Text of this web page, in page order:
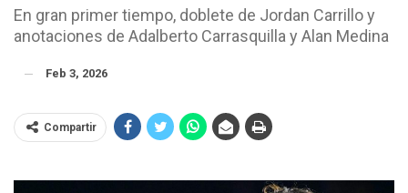
En gran primer tiempo, doblete de Jordan Carrillo y
anotaciones de Adalberto Carrasquilla y Alan Medina
Feb 3, 2026
Compartir